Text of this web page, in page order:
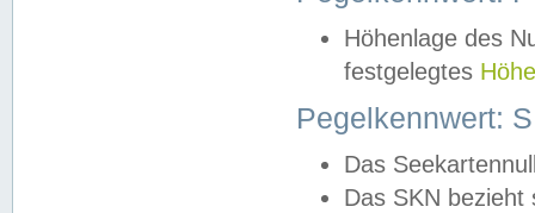
Höhenlage des
festgelegtes
Pegelkennwert:
Das
Das SKN